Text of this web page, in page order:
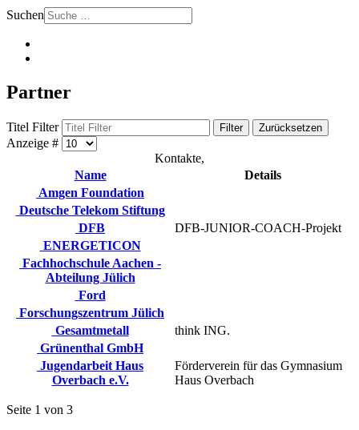
Suchen
Partner
Titel Filter Filter Zurücksetzen
Anzeige #
Kontakte,
Name
Details
Amgen Foundation
Deutsche Telekom Stiftung
DFB
DFB-JUNIOR-COACH-Projekt
ENERGETICON
Fachhochschule Aachen -
Abteilung Jülich
Ford
Forschungszentrum Jülich
Gesamtmetall
think ING.
Grünenthal GmbH
Jugendarbeit Haus
Overbach e.V.
Förderverein für das Gymnasium
Haus Overbach
Seite 1 von 3